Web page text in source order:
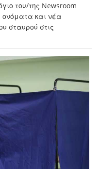
του/της Newsroom
και νέα
σταυρού στις